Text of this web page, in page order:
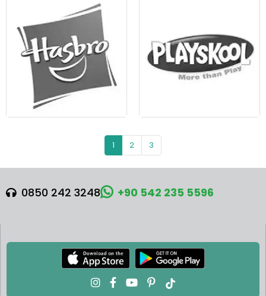
1 2 3
0850 242 3248 +90 542 235 5596